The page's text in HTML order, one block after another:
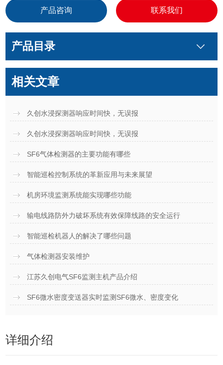
产品咨询 联系我们
产品目录
相关文章
久创水浸探测器响应时间快，无误报
久创水浸探测器响应时间快，无误报
SF6气体检测器的主要功能有哪些
智能巡检控制系统的革新应用与未来展望
机房环境监测系统能实现哪些功能
输电线路防外力破坏系统有效保障线路的安全运行
智能巡检机器人的解决了哪些问题
气体检测器安装维护
江苏久创电气SF6监测主机产品介绍
SF6微水密度变送器实时监测SF6微水、密度变化
详细介绍